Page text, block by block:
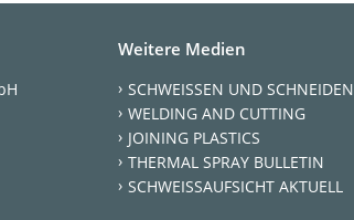
Weitere Medien
SCHWEISSEN UND SCHNEIDEN
WELDING AND CUTTING
JOINING PLASTICS
THERMAL SPRAY BULLETIN
SCHWEISSAUFSICHT AKTUELL